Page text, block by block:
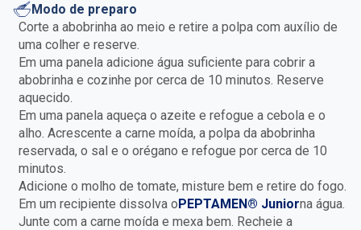
Modo de preparo
Corte a abobrinha ao meio e retire a polpa com auxílio de
uma colher e reserve.
Em uma panela adicione água suficiente para cobrir a
abobrinha e cozinhe por cerca de 10 minutos. Reserve
aquecido.
Em uma panela aqueça o azeite e refogue a cebola e o
alho. Acrescente a carne moída, a polpa da abobrinha
reservada, o sal e o orégano e refogue por cerca de 10
minutos.
Adicione o molho de tomate, misture bem e retire do fogo.
Em um recipiente dissolva oPEPTAMEN® Juniorna água.
Junte com a carne moída e mexa bem. Recheie a